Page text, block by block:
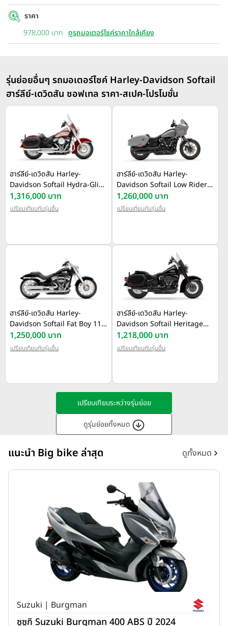
ราคา
978,000 บาท ดูรถมอเตอร์ไซค์ราคาใกล้เคียง
รุ่นย่อยอื่นๆ รถมอเตอร์ไซค์ Harley-Davidson Softail
ฮาร์ลีย์-เดวิดสัน ซอฟเทล ราคา-สเปค-โปรโมชั่น
ฮาร์ลีย์-เดวิดสัน Harley-
Davidson Softail Hydra-Glide
Revival ปี 2024
1,316,000 บาท
เปรียบเทียบกับรุ่นอื่น
ฮาร์ลีย์-เดวิดสัน Harley-
Davidson Softail Low Rider
ST ปี 2024
1,260,000 บาท
เปรียบเทียบกับรุ่นอื่น
ฮาร์ลีย์-เดวิดสัน Harley-
Davidson Softail Fat Boy 114
ปี 2024
1,250,000 บาท
เปรียบเทียบกับรุ่นอื่น
ฮาร์ลีย์-เดวิดสัน Harley-
Davidson Softail Heritage
Classic ปี 2024
1,218,000 บาท
เปรียบเทียบกับรุ่นอื่น
เปรียบเทียบระหว่างรุ่นย่อย
ดูรุ่นย่อยทั้งหมด
แนะนำ Big bike ล่าสุด ดูทั้งหมด
Suzuki | Burgman
ซูซูกิ Suzuki Burgman 400 ABS ปี 2024